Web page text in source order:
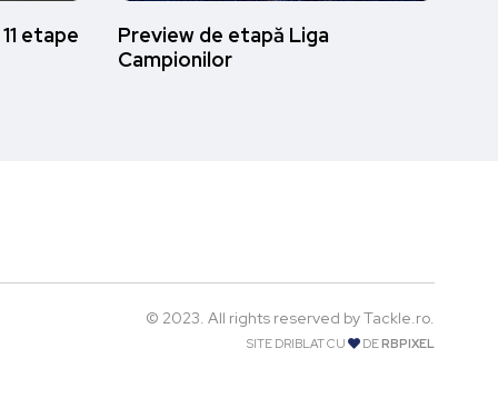
etape
Preview de etapă Liga
Campionilor
© 2023. All rights reserved by Tackle.ro.
SITE DRIBLAT CU DERBPIXEL